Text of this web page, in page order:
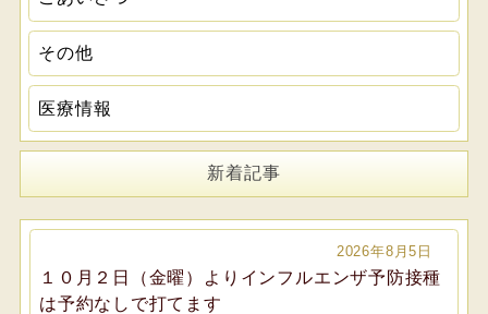
その他
医療情報
新着記事
2026年8月5日
１０月２日（金曜）よりインフルエンザ予防接種
は予約なしで打てます